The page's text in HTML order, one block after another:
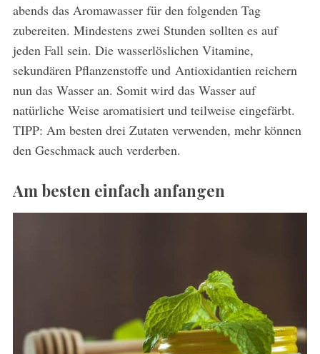
abends das Aromawasser für den folgenden Tag
zubereiten. Mindestens zwei Stunden sollten es auf
jeden Fall sein. Die wasserlöslichen Vitamine,
sekundären Pflanzenstoffe und Antioxidantien reichern
nun das Wasser an. Somit wird das Wasser auf
natürliche Weise aromatisiert und teilweise eingefärbt.
TIPP: Am besten drei Zutaten verwenden, mehr können
den Geschmack auch verderben.
Am besten einfach anfangen